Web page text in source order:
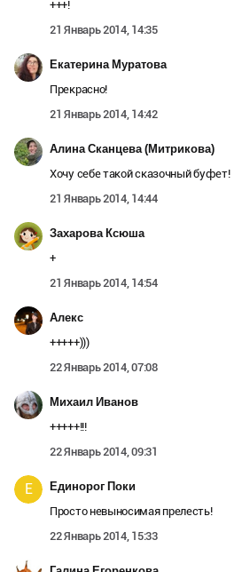
+++!
21 Январь 2014, 14:35
Екатерина Муратова
Прекрасно!
21 Январь 2014, 14:42
Алина Сканцева (Митрикова)
Хочу себе такой сказочный буфет!
21 Январь 2014, 14:44
Захарова Ксюша
+
21 Январь 2014, 14:54
Алекс
+++++)))
22 Январь 2014, 07:08
Михаил Иванов
+++++!!!
22 Январь 2014, 09:31
Е Единорог Поки
Просто невыносимая прелесть!
22 Январь 2014, 15:33